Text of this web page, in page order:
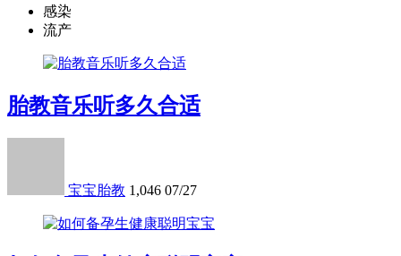
感染
流产
胎教音乐听多久合适
宝宝胎教 1,046 07/27